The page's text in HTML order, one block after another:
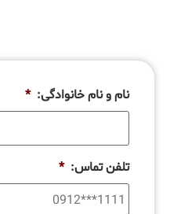
نام و نام خانوادگی: *
تلفن تماس: *